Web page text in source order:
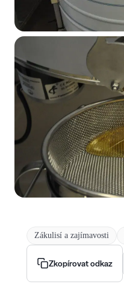
Zákulisí a zajímavosti
Zkopírovat odkaz